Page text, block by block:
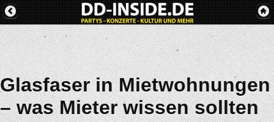
Glasfaser in Mietwohnungen
– was Mieter wissen sollten